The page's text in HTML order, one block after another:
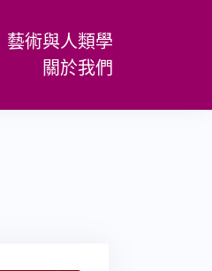
藝術與人類學
關於我們